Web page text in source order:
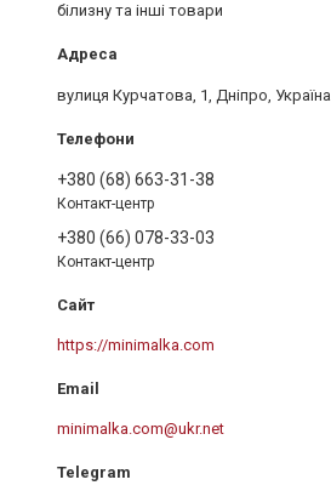
білизну та інші товари
вулиця Курчатова, 1, Дніпро, Україна
+380 (68) 663-31-38
Контакт-центр
+380 (66) 078-33-03
Контакт-центр
https://minimalka.com
minimalka.com@ukr.net